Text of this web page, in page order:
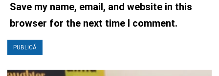
Save my name, email, and website in this
browser for the next time I comment.